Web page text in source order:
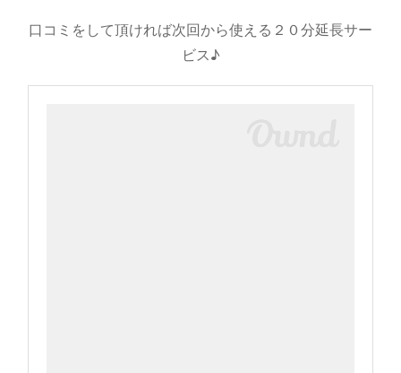
口コミをして頂ければ次回から使える２０分延長サー
ビス♪